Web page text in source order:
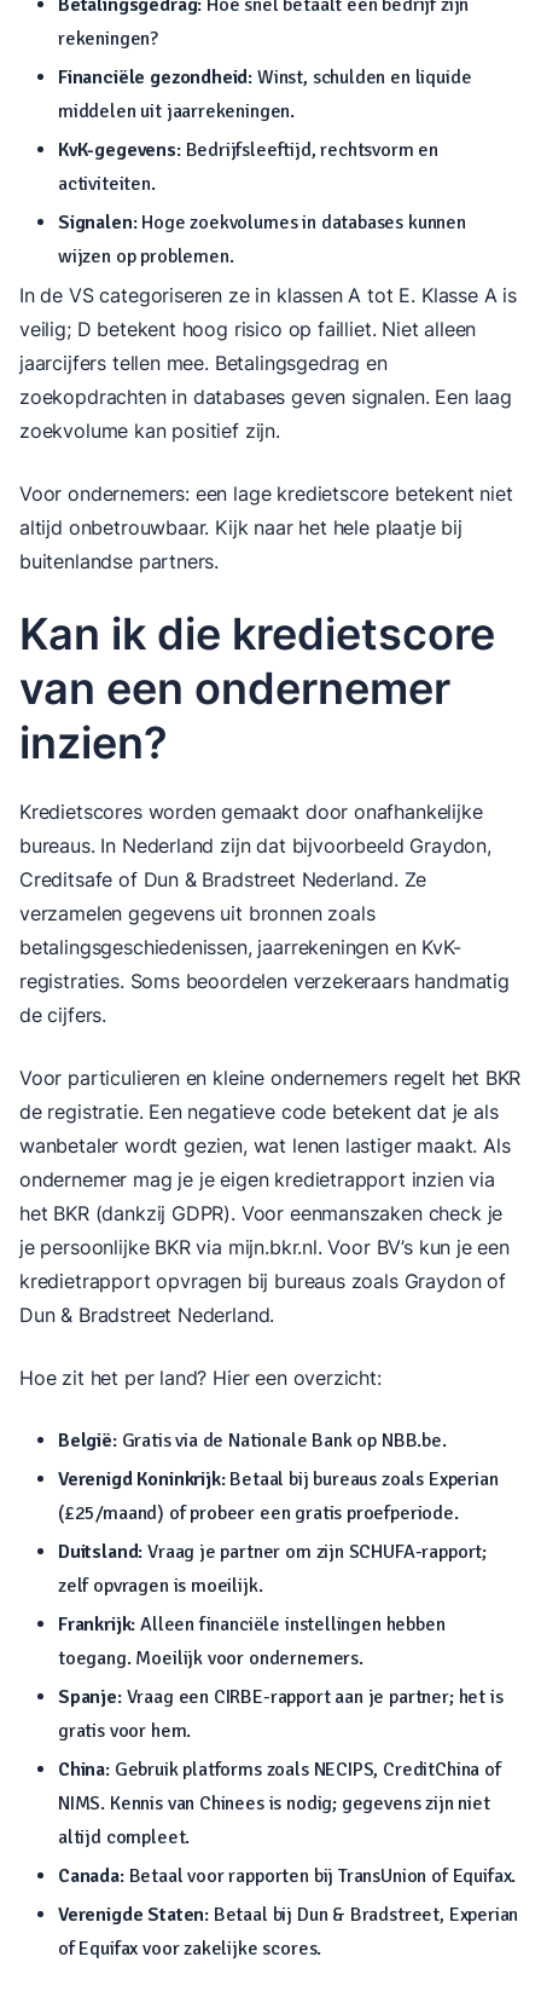
rekeningen?
Financiële gezondheid: Winst, schulden en liquide
middelen uit jaarrekeningen.
KvK-gegevens: Bedrijfsleeftijd, rechtsvorm en
activiteiten.
Signalen: Hoge zoekvolumes in databases kunnen
wijzen op problemen.
In de VS categoriseren ze in klassen A tot E. Klasse A is
veilig; D betekent hoog risico op failliet. Niet alleen
jaarcijfers tellen mee. Betalingsgedrag en
zoekopdrachten in databases geven signalen. Een laag
zoekvolume kan positief zijn.
Voor ondernemers: een lage kredietscore betekent niet
altijd onbetrouwbaar. Kijk naar het hele plaatje bij
buitenlandse partners.
Kan ik die kredietscore
van een ondernemer
inzien?
Kredietscores worden gemaakt door onafhankelijke
bureaus. In Nederland zijn dat bijvoorbeeld Graydon,
Creditsafe of Dun & Bradstreet Nederland. Ze
verzamelen gegevens uit bronnen zoals
betalingsgeschiedenissen, jaarrekeningen en KvK-
registraties. Soms beoordelen verzekeraars handmatig
de cijfers.
Voor particulieren en kleine ondernemers regelt het BKR
de registratie. Een negatieve code betekent dat je als
wanbetaler wordt gezien, wat lenen lastiger maakt. Als
ondernemer mag je je eigen kredietrapport inzien via
het BKR (dankzij GDPR). Voor eenmanszaken check je
je persoonlijke BKR via mijn.bkr.nl. Voor BV’s kun je een
kredietrapport opvragen bij bureaus zoals Graydon of
Dun & Bradstreet Nederland.
Hoe zit het per land? Hier een overzicht:
België: Gratis via de Nationale Bank op NBB.be.
Verenigd Koninkrijk: Betaal bij bureaus zoals Experian
(£25/maand) of probeer een gratis proefperiode.
Duitsland: Vraag je partner om zijn SCHUFA-rapport;
zelf opvragen is moeilijk.
Frankrijk: Alleen financiële instellingen hebben
toegang. Moeilijk voor ondernemers.
Spanje: Vraag een CIRBE-rapport aan je partner; het is
gratis voor hem.
China: Gebruik platforms zoals NECIPS, CreditChina of
NIMS. Kennis van Chinees is nodig; gegevens zijn niet
altijd compleet.
Canada: Betaal voor rapporten bij TransUnion of Equifax.
Verenigde Staten: Betaal bij Dun & Bradstreet, Experian
of Equifax voor zakelijke scores.